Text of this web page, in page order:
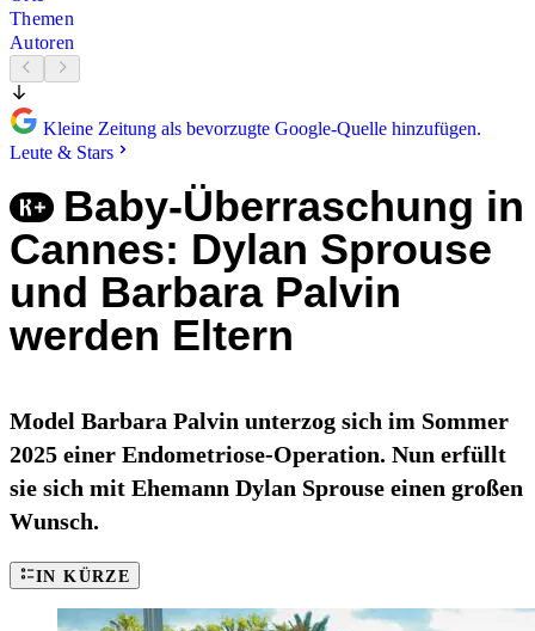
Themen
Autoren
Kleine Zeitung als bevorzugte Google-Quelle hinzufügen.
Leute & Stars
Baby-Überraschung in
Cannes: Dylan Sprouse
und Barbara Palvin
werden Eltern
Model Barbara Palvin unterzog sich im Sommer
2025 einer Endometriose-Operation. Nun erfüllt
sie sich mit Ehemann Dylan Sprouse einen großen
Wunsch.
IN KÜRZE